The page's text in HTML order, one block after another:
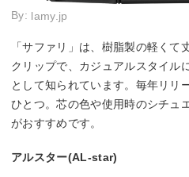
By: lamy.jp
「サファリ」は、樹脂製の軽く
クリップで、カジュアルスタイル
として知られています。毎年リリ
ひとつ。芯の色や使用時のシチュ
がおすすめです。
アルスター(AL-star)